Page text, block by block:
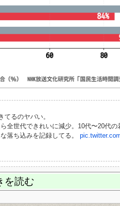
るのヤバい。
全世代できれいに減少。10代〜20代の
落ち込みを記録してる。
を読む